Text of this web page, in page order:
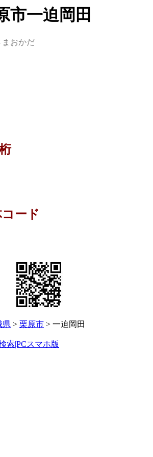
市一迫岡田
まおかだ
ード
県 > 栗原市 > 一迫岡田
索|PCスマホ版